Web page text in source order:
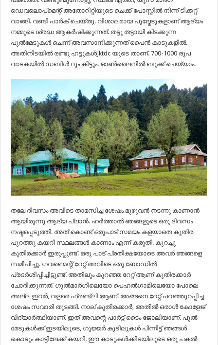
ഡെവലൊപ്മെന്റ് അതോറിറ്റിയുടെ ചെക്ക് പോസ്റ്റിൽ നിന്ന് ടിക്കറ്റ്
വാങ്ങി. വണ്ടി പാർക് ചെയ്തു. വിശാലമായ പുല്മേടുകളാണ് ആദ്യം
നമ്മുടെ ശ്രദ്ധ ആകർഷിക്കുന്നത്. തട്ടു തട്ടായി കിടക്കുന്ന
പുൽമേടുകൾ ചെന്ന് അവസാനിക്കുന്നത് പൈൻ കാടുകളിൽ.
അതിനിടയിൽ രണ്ടു ഹട്ടുകൾJktdc യുടെ താണ്. 700-1000 രൂപ
വാടകയിൽ ഡബിൾ റൂം കിട്ടും. ഓൺലൈനിൽ ബുക്ക്‌ ചെയ്യാം.
തലേ ദിവസം അവിടെ താമസിച്ച ശേഷം മുഴുവൻ നടന്നു കാണാൻ
ആയിരുന്നു ആദ്യ പ്ലാൻ. ഹർത്താൽ ഞങ്ങളുടെ ഒരു ദിവസം
നഷ്ടപ്പെടുത്തി. അത് കൊണ്ട് ഒരുപാട് സമയം കളയാതെ കുതിര
പുറത്തു കയറി സ്ഥലങ്ങൾ കാണാം എന്ന് കരുതി. കുറച്ചു
കുതിരക്കാർ ഇരുപ്പുണ്ട്. ഒരു പാട് പ്രതീക്ഷയോടെ അവർ ഞങ്ങളെ
സമീപിച്ചു. ഗവണ്മെന്റ് റേറ്റ് അവിടെ ഒരു ബോഡിൽ
പ്രദർശിപ്പിച്ചിട്ടുണ്ട്. അതിലും കുറഞ്ഞ റേറ്റ് ആണ് കുതിരക്കാർ
ചോദിക്കുന്നത്. ഗുൽമാർഗിലെയോ പെഹൽഗാമിലെയോ പോലെ
അല്ല ഇവർ, വളരെ ഫ്രണ്ട്ലി ആണ്. അങ്ങനെ റേറ്റ് പറഞ്ഞുറപ്പിച്ച
ശേഷം സവാരി തുടങ്ങി. നാല് കുതിരക്കാർ, അതിൽ ഒരാൾ കോളേജ്
വിദ്യാർത്ഥിയാണ്. ഇത് അവന്റെ പാർട്ട്‌ ടൈം ജോലിയാണ്. പുൽ
മേടുകൾക്ക് ഇടയിലൂടെ, ഗുജ്ജർ കുടിലുകൾ പിന്നിട്ട് ഞങ്ങൾ
കൊടും കാട്ടിലേക്ക് കയറി. ഈ കാടുകൾക്കിടയിലൂടെ ഒരു പകൽ